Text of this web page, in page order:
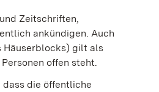
Zeitschriften,
ankündigen. Auch
Häuserblocks) gilt als
offen steht.
dass die öffentliche